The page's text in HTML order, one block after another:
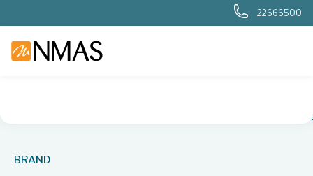
22666500
BRAND